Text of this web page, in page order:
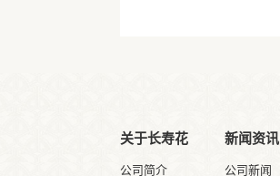
关于长寿花
公司简介
新闻资讯
公司新闻